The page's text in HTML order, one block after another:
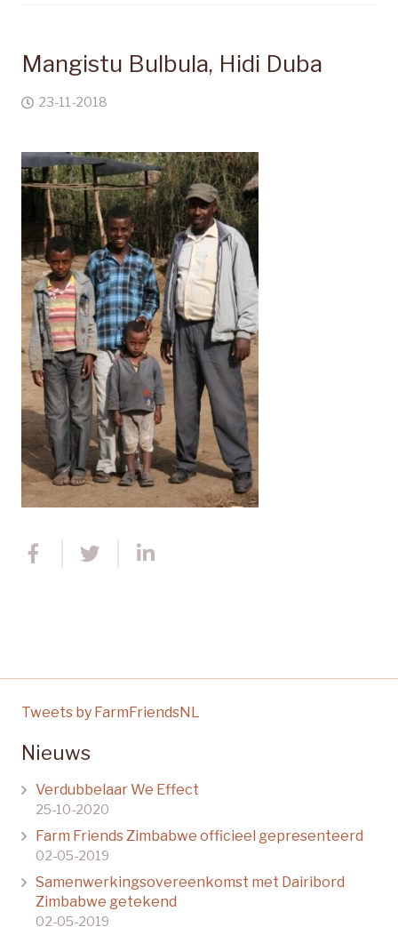
Mangistu Bulbula, Hidi Duba
23-11-2018
Tweets by FarmFriendsNL
Nieuws
Verdubbelaar We Effect
25-10-2020
Farm Friends Zimbabwe officieel gepresenteerd
02-05-2019
Samenwerkingsovereenkomst met Dairibord
Zimbabwe getekend
02-05-2019